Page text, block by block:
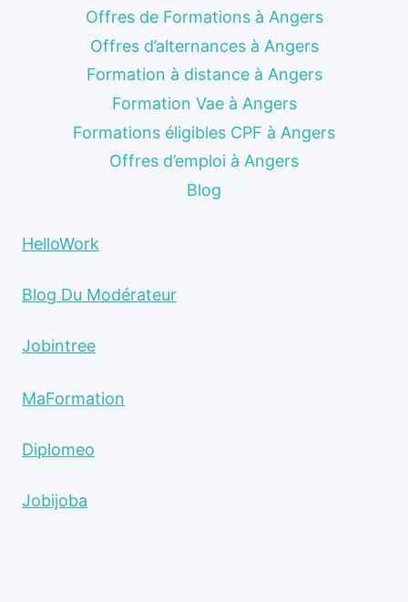
Offres de Formations à Angers
Offres d’alternances à Angers
Formation à distance à Angers
Formation Vae à Angers
Formations éligibles CPF à Angers
Offres d’emploi à Angers
Blog
HelloWork
Blog Du Modérateur
Jobintree
MaFormation
Diplomeo
Jobijoba